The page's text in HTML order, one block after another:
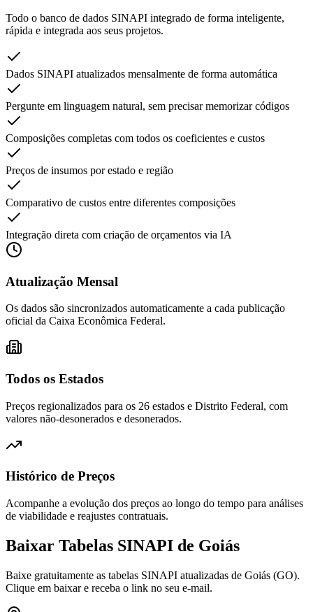
Todo o banco de dados SINAPI integrado de forma inteligente,
rápida e integrada aos seus projetos.
Dados SINAPI atualizados mensalmente de forma automática
Pergunte em linguagem natural, sem precisar memorizar códigos
Composições completas com todos os coeficientes e custos
Preços de insumos por estado e região
Comparativo de custos entre diferentes composições
Integração direta com criação de orçamentos via IA
Atualização Mensal
Os dados são sincronizados automaticamente a cada publicação
oficial da Caixa Econômica Federal.
Todos os Estados
Preços regionalizados para os 26 estados e Distrito Federal, com
valores não-desonerados e desonerados.
Histórico de Preços
Acompanhe a evolução dos preços ao longo do tempo para análises
de viabilidade e reajustes contratuais.
Baixar Tabelas SINAPI de Goiás
Baixe gratuitamente as tabelas SINAPI atualizadas de Goiás (GO).
Clique em baixar e receba o link no seu e-mail.